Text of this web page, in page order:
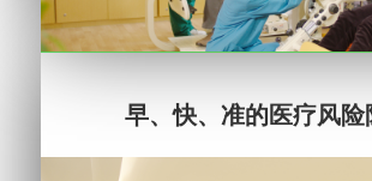
早、快、准的医疗风险